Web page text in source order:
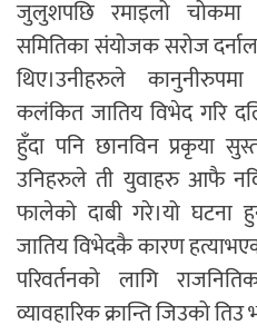
जुलुशपछि रमाइलो
समितिका संयोजक सरोज
थिए।उनीहरुले
कलंकित जातिय विभेद गरि
हुँदा पनि छानविन प्रकृया
उनिहरुले ती युवाहरु आफै
फालेको दाबी गरे।यो घटना
जातिय विभेदकै कारण
परिवर्तनको लागि
व्यावहारिक क्रान्ति जिउको